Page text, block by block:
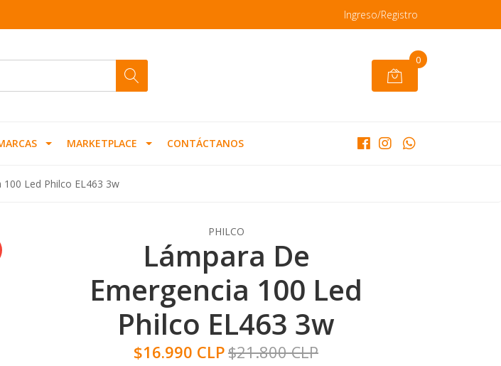
Ingreso/Registro
0
MARKETPLACE CONTÁCTANOS
Led Philco EL463 3w
PHILCO
Lámpara De
Emergencia 100 Led
Philco EL463 3w
$16.990 CLP$21.800 CLP